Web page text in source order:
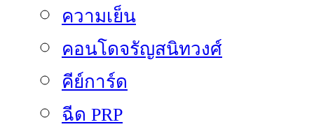
ความเย็น
คอนโดจรัญสนิทวงศ์
คีย์การ์ด
ฉีด PRP